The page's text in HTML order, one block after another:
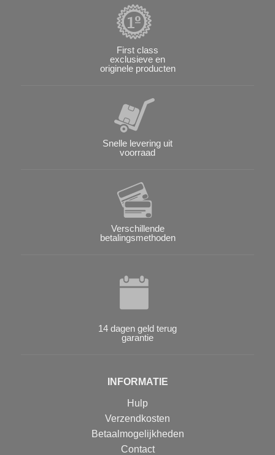
First class
exclusieve en
originele producten
Snelle levering uit
voorraad
Verschillende
betalingsmethoden
14 dagen geld terug
garantie
INFORMATIE
Hulp
Verzendkosten
Betaalmogelijkheden
Contact